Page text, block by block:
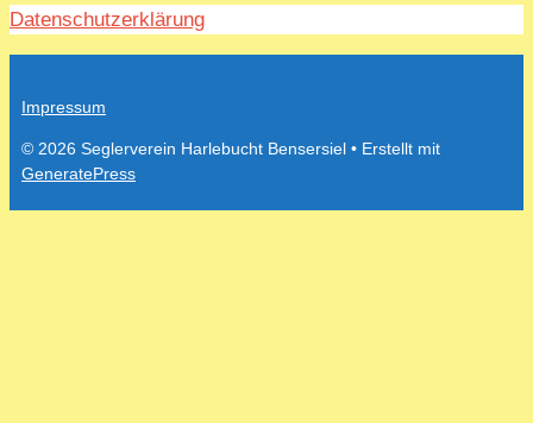
Datenschutzerklärung
Impressum
© 2026 Seglerverein Harlebucht Bensersiel • Erstellt mit
GeneratePress